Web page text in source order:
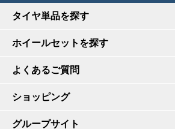
タイヤ単品を探す
ホイールセットを探す
よくあるご質問
ショッピング
グループサイト